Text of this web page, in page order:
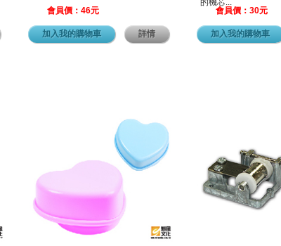
會員價：46元
加入我的購物車 詳情
的機芯...
會員價：30元
加入我的購物車